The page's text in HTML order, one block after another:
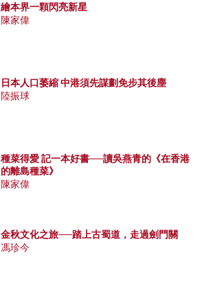
繪本界一顆閃亮新星
陳家偉
日本人口萎縮 中港須先謀劃免步其後塵
陸振球
種菜得愛 記一本好書──讀吳燕青的《在香港
的離島種菜》
陳家偉
金秋文化之旅──踏上古蜀道，走過劍門關
馮珍今